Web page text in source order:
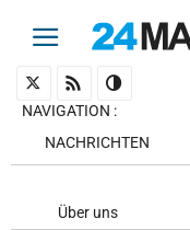
NAVIGATION :
NACHRICHTEN
Über uns